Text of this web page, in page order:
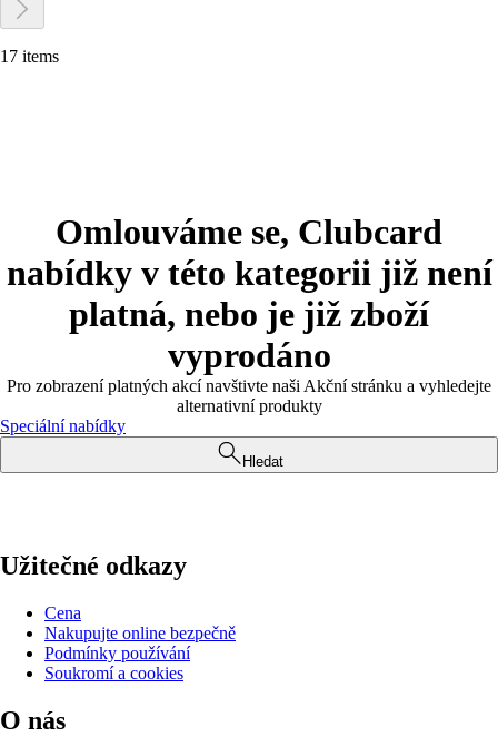
17 items
Omlouváme se, Clubcard
nabídky v této kategorii již není
platná, nebo je již zboží
vyprodáno
Pro zobrazení platných akcí navštivte naši Akční stránku a vyhledejte
alternativní produkty
Speciální nabídky
Hledat
Užitečné odkazy
Cena
Nakupujte online bezpečně
Podmínky používání
Soukromí a cookies
O nás